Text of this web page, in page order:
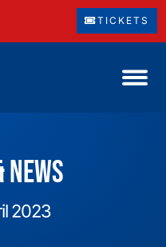
TICKETS
2023